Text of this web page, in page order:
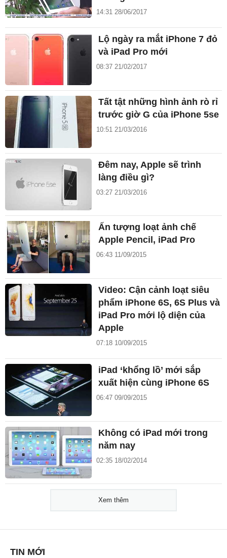
14:31 28/06/2017
Lộ ngày ra mắt iPhone 7 đỏ
và iPad Pro mới
08:37 21/02/2017
Tất tật những hình ảnh rò rỉ
trước giờ G của iPhone 5se
10:51 21/03/2016
Đêm nay, Apple sẽ trình
làng điều gì?
03:27 21/03/2016
Ấn tượng loạt ảnh chế
Apple Pencil, iPad Pro
06:43 11/09/2015
Video: Cận cảnh loạt siêu
phẩm iPhone 6S, 6S Plus và
iPad Pro mới lộ diện của
Apple
07:18 10/09/2015
iPad ‘khổng lồ’ mới sắp
xuất hiện cùng iPhone 6S
06:47 09/09/2015
Không có iPad mới trong
năm nay
02:35 18/02/2014
Xem thêm
TIN MỚI